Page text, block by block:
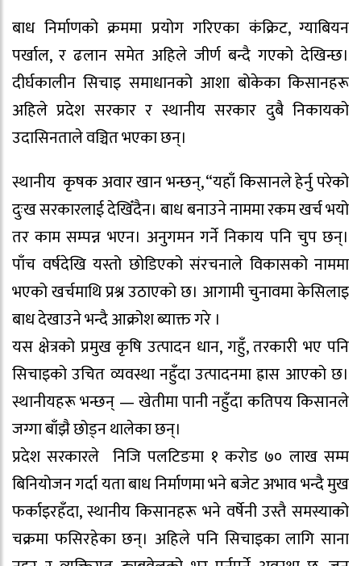
बाध निर्माणको क्रममा प्रयोग गरिएका कंक्रिट, ग्याबियन
पर्खाल, र ढलान समेत अहिले जीर्ण बन्दै गएको देखिन्छ।
दीर्घकालीन सिचाइ समाधानको आशा बोकेका किसानहरू
अहिले प्रदेश सरकार र स्थानीय सरकार दुबै निकायको
उदासिनताले वञ्चित भएका छन्।
स्थानीय कृषक अवार खान भन्छन्, “यहाँ किसानले हेर्नु परेको
दुःख सरकारलाई देखिँदैन। बाध बनाउने नाममा रकम खर्च भयो
तर काम सम्पन्न भएन। अनुगमन गर्ने निकाय पनि चुप छन्।
पाँच वर्षदेखि यस्तो छोडिएको संरचनाले विकासको नाममा
भएको खर्चमाथि प्रश्न उठाएको छ। आगामी चुनावमा केसिलाइ
बाध देखाउने भन्दै आक्रोश ब्याक्त गरे ।
यस क्षेत्रको प्रमुख कृषि उत्पादन धान, गहुँ, तरकारी भए पनि
सिचाइको उचित व्यवस्था नहुँदा उत्पादनमा ह्रास आएको छ।
स्थानीयहरू भन्छन् — खेतीमा पानी नहुँदा कतिपय किसानले
जग्गा बाँझै छोड्न थालेका छन्।
प्रदेश सरकारले निजि पलटिङमा १ करोड ७० लाख सम्म
बिनियोजन गर्दा यता बाध निर्माणमा भने बजेट अभाव भन्दै मुख
फर्काइरहँदा, स्थानीय किसानहरू भने वर्षेनी उस्तै समस्याको
चक्रमा फसिरहेका छन्। अहिले पनि सिचाइका लागि साना